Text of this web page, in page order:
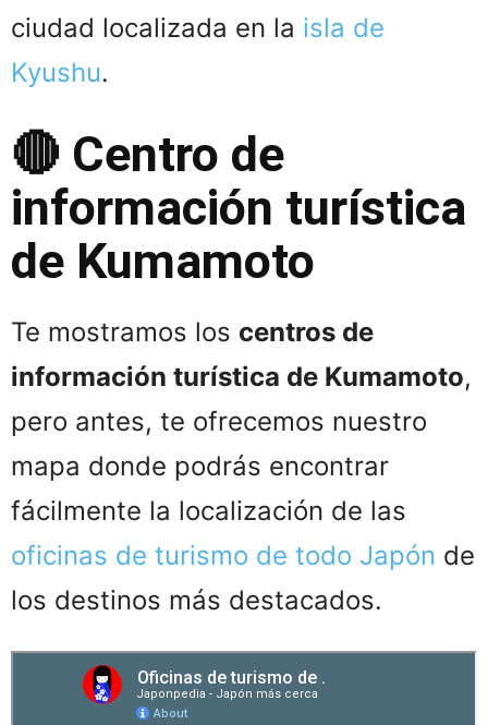
ciudad localizada en la isla de
Kyushu.
🔴 Centro de
información turística
de Kumamoto
Te mostramos los centros de
información turística de Kumamoto,
pero antes, te ofrecemos nuestro
mapa donde podrás encontrar
fácilmente la localización de las
oficinas de turismo de todo Japón de
los destinos más destacados.